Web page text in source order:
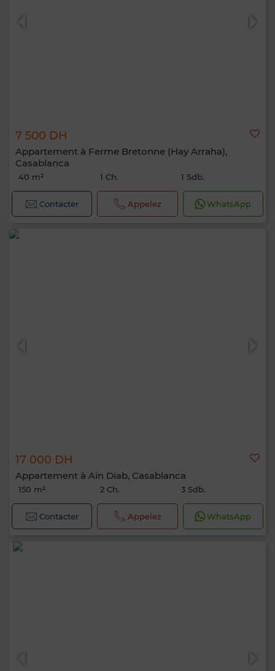
7 500 DH
Appartement à Ferme Bretonne (Hay Arraha),
Casablanca
40 m² 1 Ch. 1 Sdb.
Contacter Appelez WhatsApp
17 000 DH
Appartement à Ain Diab, Casablanca
150 m² 2 Ch. 3 Sdb.
Contacter Appelez WhatsApp